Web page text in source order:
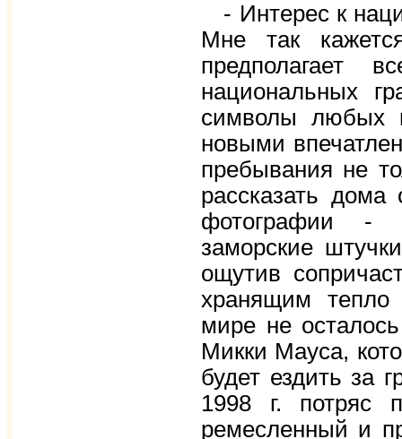
- Интерес к
Мне так
предполагает
национальных
символы любых
новыми
пребывания не
рассказать
фотографии -
заморские
ощутив
хранящим тепло
мире не
Микки Мауса,
будет ездить за
1998 г. потряс
ремесленный и